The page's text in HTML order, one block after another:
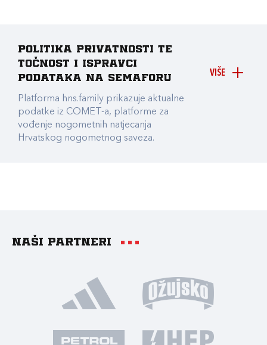
VIŠE
Politika privatnosti te
točnost i ispravci
podataka na Semaforu
Platforma hns.family prikazuje aktualne
podatke iz COMET-a, platforme za
vođenje nogometnih natjecanja
Hrvatskog nogometnog saveza.
Naši partneri